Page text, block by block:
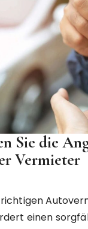
Sie die
Vermieter
einen